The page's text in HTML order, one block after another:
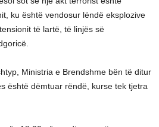
ku është vendosur lëndë eksplozive
të lartë, të linjës së
Ministria e Brendshme bën të ditur
është dëmtuar rëndë, kurse tek tjetra